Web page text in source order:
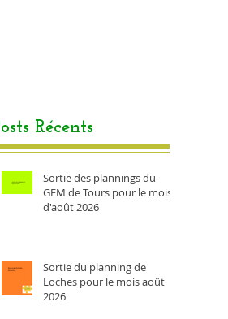
Récents
Sortie des plannings du
GEM de Tours pour le mois
d'août 2026
Sortie du planning de
Loches pour le mois août
2026